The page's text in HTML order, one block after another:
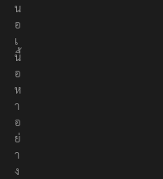
ส
น
อ
เ
นื้
อ
ห
า
อ
ย่
า